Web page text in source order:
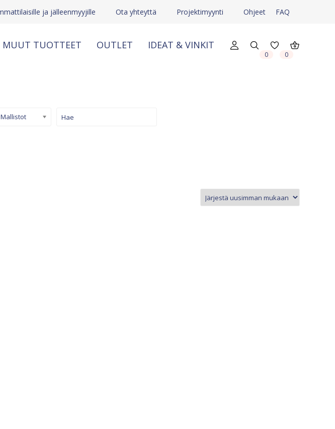
ja jälleenmyyjille Ota yhteyttä Projektimyynti Ohjeet FAQ
MUUT TUOTTEET OUTLET IDEAT & VINKIT
0 0
Mallistot